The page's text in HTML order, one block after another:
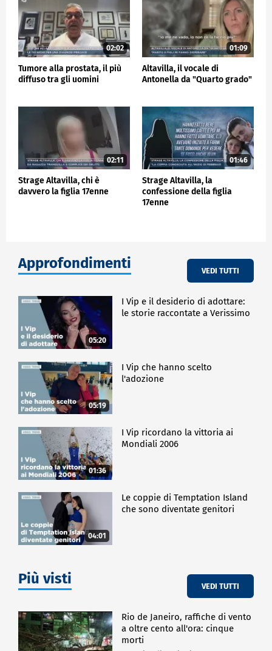
02:02
Tumore alla prostata, il più
diffuso tra gli uomini
01:09
Altavilla, il vocale di
Antonella da "Quarto grado"
02:11
Strage Altavilla, chi è
davvero la figlia 17enne
01:46
Strage Altavilla, la
confessione della figlia
17enne
Approfondimenti VEDI TUTTI
05:20
I Vip e il desiderio di adottare:
le storie raccontate a Verissimo
05:19
I Vip che hanno scelto
l'adozione
01:36
I Vip ricordano la vittoria ai
Mondiali 2006
04:01
Le coppie di Temptation Island
che sono diventate genitori
Più visti VEDI TUTTI
Rio de Janeiro, raffiche di vento
a oltre cento all'ora: cinque
morti